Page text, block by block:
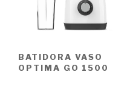
BATIDORA VASO
OPTIMA GO 1500